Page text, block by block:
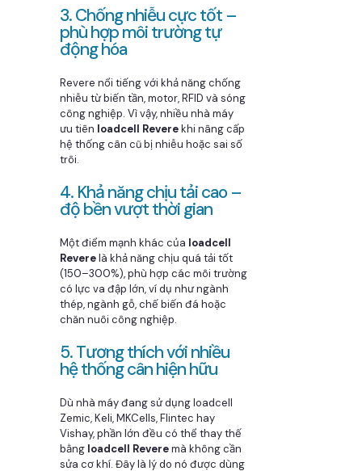
3. Chống nhiễu cực tốt –
phù hợp môi trường tự
động hóa
Revere nổi tiếng với khả năng chống
nhiễu từ biến tần, motor, RFID và sóng
công nghiệp. Vì vậy, nhiều nhà máy
ưu tiên loadcell Reverekhi nâng cấp
hệ thống cân cũ bị nhiễu hoặc sai số
trôi.
4. Khả năng chịu tải cao –
độ bền vượt thời gian
Một điểm mạnh khác của loadcell
Reverelà khả năng chịu quá tải tốt
(150–300%), phù hợp các môi trường
có lực va đập lớn, ví dụ như ngành
thép, ngành gỗ, chế biến đá hoặc
chăn nuôi công nghiệp.
5. Tương thích với nhiều
hệ thống cân hiện hữu
Dù nhà máy đang sử dụng loadcell
Zemic, Keli, MKCells, Flintec hay
Vishay, phần lớn đều có thể thay thế
bằng loadcell Reveremà không cần
sửa cơ khí. Đây là lý do nó được dùng